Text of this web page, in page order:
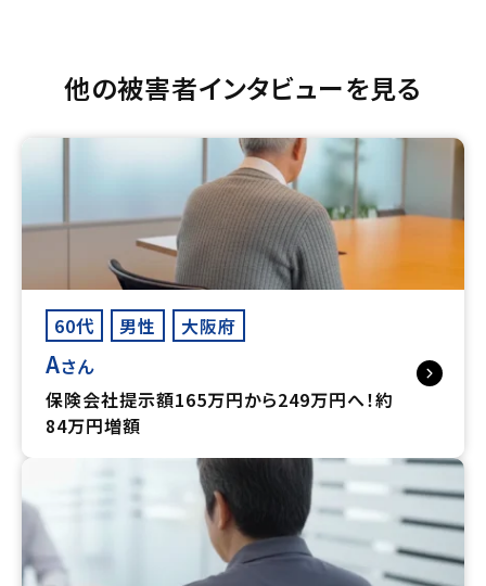
他の被害者インタビューを見る
60代 男性 大阪府
Aさん
保険会社提示額165万円から249万円へ！約
84万円増額